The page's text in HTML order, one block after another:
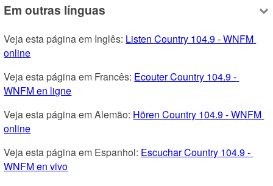
Em outras línguas
Veja esta página em Inglês: Listen Country 104.9 - WNFM
online
Veja esta página em Francês: Ecouter Country 104.9 -
WNFM en ligne
Veja esta página em Alemão: Hören Country 104.9 - WNFM
online
Veja esta página em Espanhol: Escuchar Country 104.9 -
WNFM en vivo